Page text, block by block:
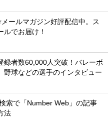
メールマガジン好評配信中。ス
ルでお届け！
録者数60,000人突破！バレーボ
野球などの選手のインタビュー
索で「Number Web」の記事
法